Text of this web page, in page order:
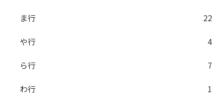
ま行
22
や行
4
ら行
7
わ行
1